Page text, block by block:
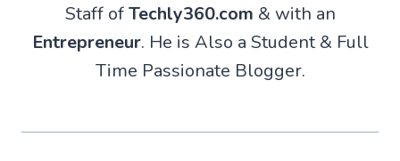
Staff ofTechly360.com & with an
Entrepreneur. He is Also a Student & Full
Time Passionate Blogger.